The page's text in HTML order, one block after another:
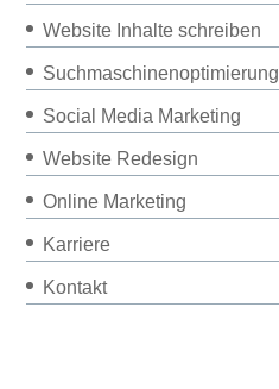
Website Inhalte schreiben
Suchmaschinenoptimierung
Social Media Marketing
Website Redesign
Online Marketing
Karriere
Kontakt